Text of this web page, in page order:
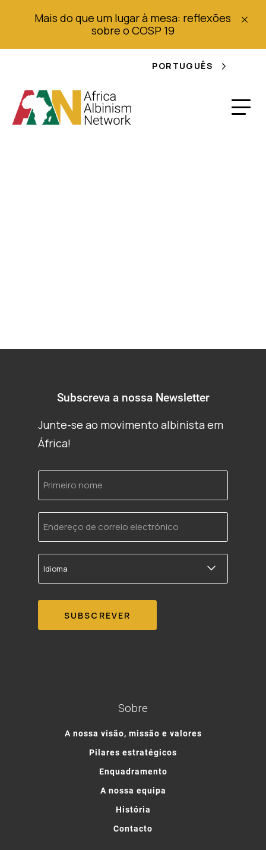
Mais do que um lugar à mesa: reflexões
sobre o COSP 19
PORTUGUÊS
Subscreva a nossa Newsletter
Junte-se ao movimento albinista em
África!
Primeiro
nome
Endereço
de
correio
electrónico
Idioma
Sobre
A nossa visão, missão e valores
Pilares estratégicos
Enquadramento
A nossa equipa
História
Contacto